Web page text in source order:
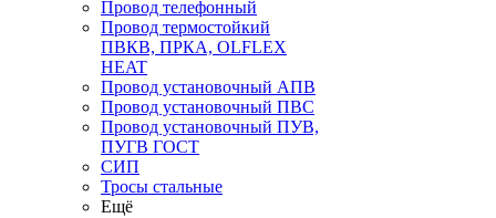
Провод телефонный
Провод термостойкий
ПВКВ, ПРКА, OLFLEX
HEAT
Провод установочный АПВ
Провод установочный ПВС
Провод установочный ПУВ,
ПУГВ ГОСТ
СИП
Тросы стальные
Ещё